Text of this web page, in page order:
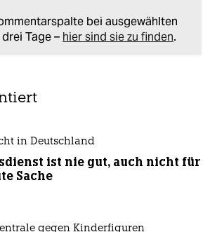
bei ausgewählten
Tage – hier sind sie zu finden.
in Deutschland
ist nie gut, auch nicht für
Sache
gegen Kinderfiguren